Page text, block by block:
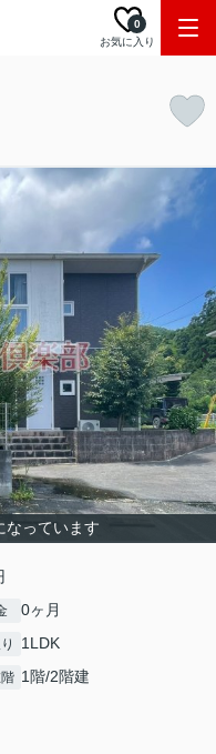
お気に入り
0
なっています
0ヶ月
1LDK
1階/2階建